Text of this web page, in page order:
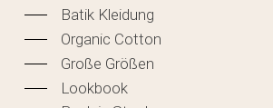
Batik Kleidung
Organic Cotton
Große Größen
Lookbook